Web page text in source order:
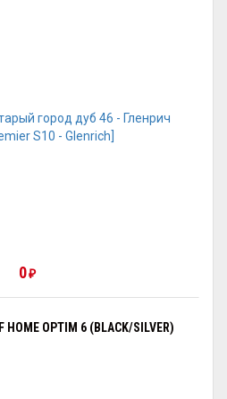
0₽
OPTIM 6 (BLACK/SILVER)